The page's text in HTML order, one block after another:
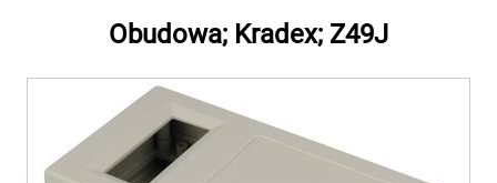
Obudowa; Kradex; Z49J